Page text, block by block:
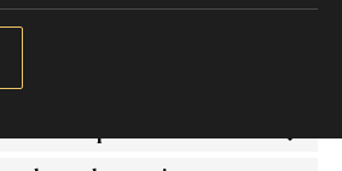
courrier, e-mail